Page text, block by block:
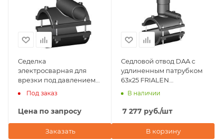
Седелка
электросварная для
врезки под давлением
63х20 NTG Plastik
(Турция)
Под заказ
Цена по запросу
Заказать
Седловой отвод DAA с
удлиненным патрубком
63х25 FRIALEN
(Германия)
В наличии
7 277 руб./шт
В корзину